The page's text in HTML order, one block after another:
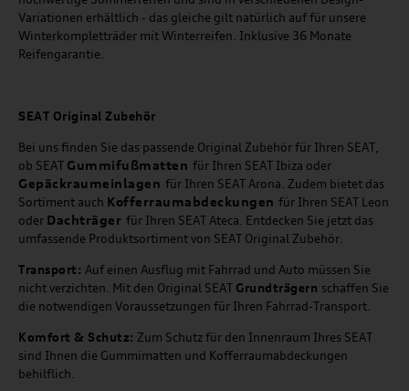
Variationen erhältlich - das gleiche gilt natürlich auf für unsere
Winterkompletträder mit Winterreifen. Inklusive 36 Monate
Reifengarantie.
SEAT Original Zubehör
Bei uns finden Sie das passende Original Zubehör für Ihren SEAT,
ob SEAT Gummifußmatten für Ihren SEAT Ibiza oder
Gepäckraumeinlagen für Ihren SEAT Arona. Zudem bietet das
Sortiment auch Kofferraumabdeckungen für Ihren SEAT Leon
oder Dachträger für Ihren SEAT Ateca. Entdecken Sie jetzt das
umfassende Produktsortiment von SEAT Original Zubehör.
Transport: Auf einen Ausflug mit Fahrrad und Auto müssen Sie
nicht verzichten. Mit den Original SEAT Grundträgern schaffen Sie
die notwendigen Voraussetzungen für Ihren Fahrrad-Transport.
Komfort & Schutz: Zum Schutz für den Innenraum Ihres SEAT
sind Ihnen die Gummimatten und Kofferraumabdeckungen
behilflich.